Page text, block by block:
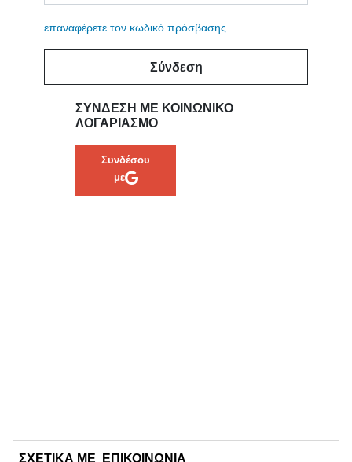
επαναφέρετε τον κωδικό πρόσβασης
Σύνδεση
ΣΎΝΔΕΣΗ ΜΕ ΚΟΙΝΩΝΙΚΌ
ΛΟΓΑΡΙΑΣΜΌ
Συνδέσου
με
ΣΧΕΤΙΚΑ ΜΕ ΕΠΙΚΟΙΝΩΝΙΑ